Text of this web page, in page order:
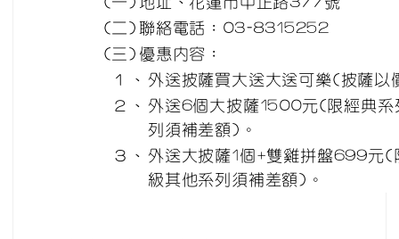
(二) 聯絡電話：03-8315252
(三) 優惠內容：
１、 外送披薩買大送大送可樂(披薩以
２、 外送6個大披薩1500元(限經典系
列須補差額)。
３、 外送大披薩1個+雙雞拼盤699元(
級其他系列須補差額)。